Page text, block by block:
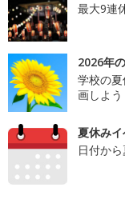
最大9連
2026年
学校の
画しよう
夏休み
日付か